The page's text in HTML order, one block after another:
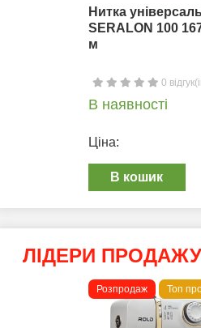
Нитка
SERALON 100
м
0
В наявності
Ціна:
В кошик
ЛІДЕРИ ПРОДАЖУ
Розпродаж Топ